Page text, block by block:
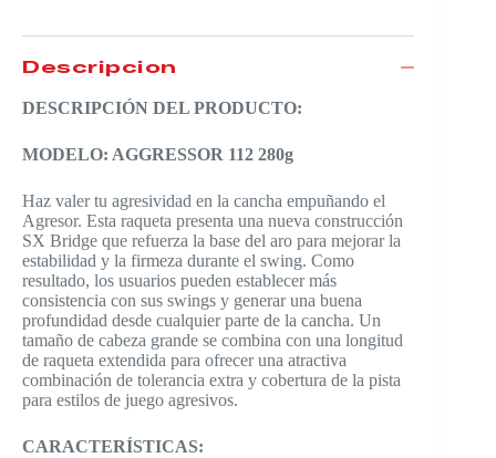
Descripción
DESCRIPCIÓN DEL PRODUCTO:
MODELO: AGGRESSOR 112 280g
Haz valer tu agresividad en la cancha empuñando el
Agresor. Esta raqueta presenta una nueva construcción
SX Bridge que refuerza la base del aro para mejorar la
estabilidad y la firmeza durante el swing. Como
resultado, los usuarios pueden establecer más
consistencia con sus swings y generar una buena
profundidad desde cualquier parte de la cancha. Un
tamaño de cabeza grande se combina con una longitud
de raqueta extendida para ofrecer una atractiva
combinación de tolerancia extra y cobertura de la pista
para estilos de juego agresivos.
CARACTERÍSTICAS: